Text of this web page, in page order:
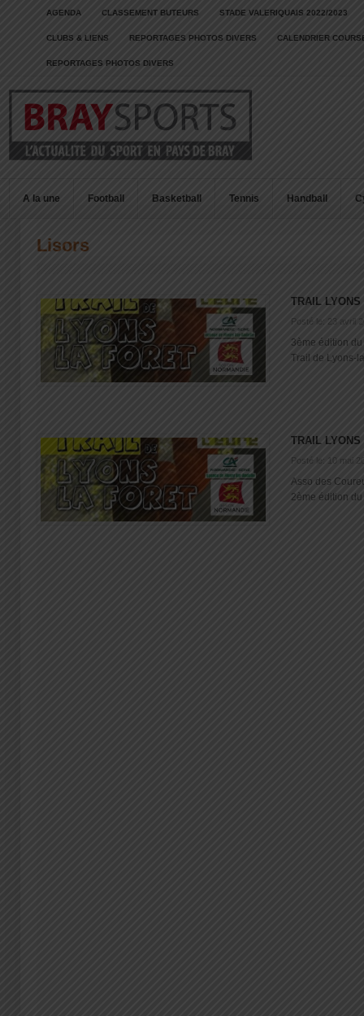
AGENDA CLASSEMENT BUTEURS STADE VALERIQUAIS 2022/2023
CLUBS & LIENS REPORTAGES PHOTOS DIVERS CALENDRIER
REPORTAGES PHOTOS DIVERS
A la une Football Basketball Tennis Handball
Lisors
TRAIL
Posté le: 23 avril
3ème édition
Trail de Lyons-
TRAIL
Posté le: 10 mai
Asso des
2ème édition